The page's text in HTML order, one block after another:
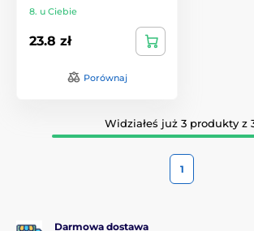
8. u Ciebie
23.8 zł
Porównaj
Widziałeś już 3 produkty z
1
Darmowa dostawa